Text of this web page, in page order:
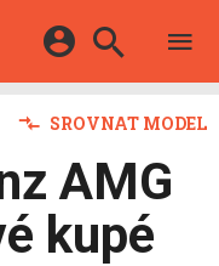
Microsoft
SROVNAT MODEL
AMG
kupé